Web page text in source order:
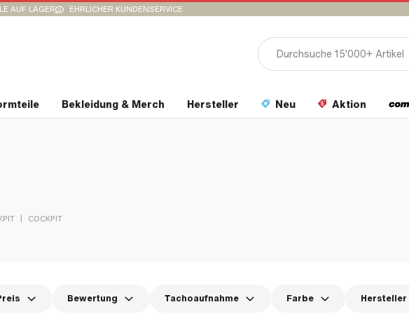
AUF LAGER EHRLICHER KUNDENSERVICE
Bekleidung & Merch Hersteller Neu Aktion
| COCKPIT
Bewertung Tachoaufnahme Farbe Hersteller